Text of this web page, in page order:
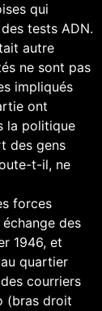
qui
tests ADN.
autre
ne sont pas
impliqués
ont
la politique
des gens
t-il, ne
forces
des
1946, et
quartier
courriers
(bras droit